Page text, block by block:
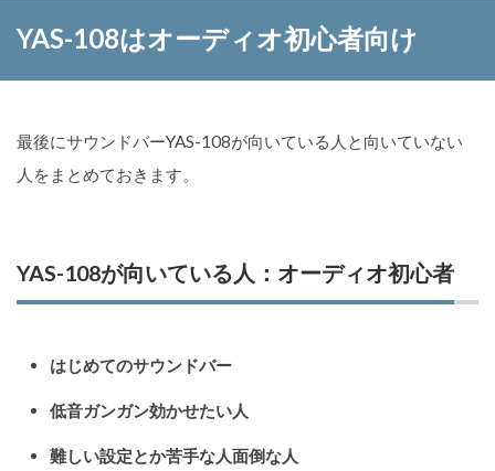
YAS-108はオーディオ初心者向け
最後にサウンドバーYAS-108が向いている人と向いていない
人をまとめておきます。
YAS-108が向いている人：オーディオ初心者
はじめてのサウンドバー
低音ガンガン効かせたい人
難しい設定とか苦手な人面倒な人